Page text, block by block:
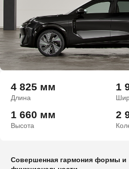
Совершенная гармония формы и
4 825 мм
Длина
1
1 660 мм
Высота
2